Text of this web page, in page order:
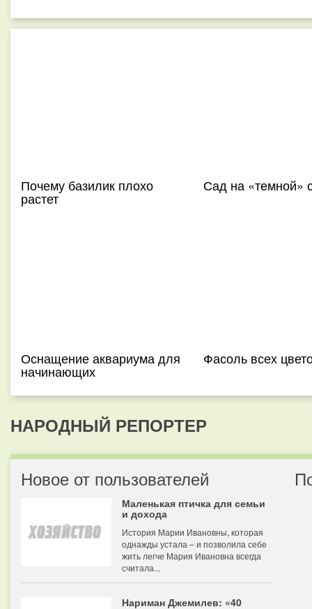
Почему базилик плохо
растет
Сад на «темной»
Оснащение аквариума для
начинающих
Фасоль всех
НАРОДНЫЙ РЕПОРТЕР
Новое от пользователей
Маленькая птичка для семьи
и дохода
История Марии Ивановны, которая
однажды устала – и позволила себе
жить легче Мария Ивановна всегда
считала...
Нариман Джемилев: «40